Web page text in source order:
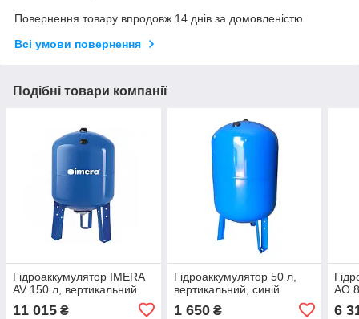
Повернення товару впродовж 14 днів за домовленістю
Всі умови повернення
Подібні товари компанії
Гідроаккумулятор IMERA
AV 150 л, вертикальний
11 015 ₴
Гідроаккумулятор 50 л,
вертикальний, синій
1 650₴
AO
6